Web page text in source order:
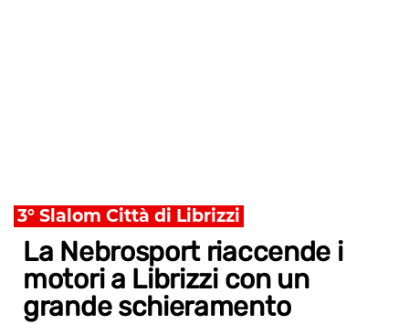
3° Slalom Città di Librizzi
La Nebrosport riaccende i
motori a Librizzi con un
grande schieramento